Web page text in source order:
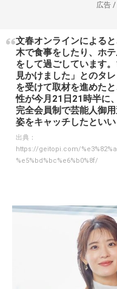
広告 /
文春オンラインによる
木で食事をしたり、ホ
をして過ごしています
見かけました」とのタ
を受けて取材を進めた
性が今月21日21時半に
完全会員制で芸能人御
姿をキャッチしたといい
出典：
https://geitopi.com/
%e5%bd%bc%e6%b0%8f/